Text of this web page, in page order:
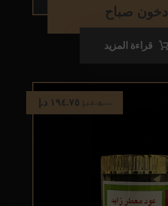
دخون صباح
قراءة المزيد
٢٠٥.٠٠ د.إ ١٩٤.٧٥ د.إ